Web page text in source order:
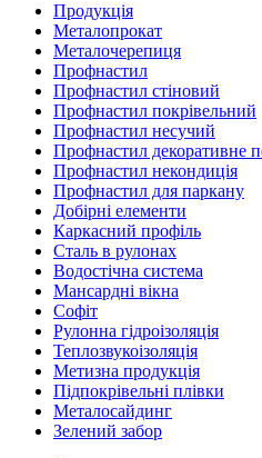
Продукція
Металопрокат
Металочерепиця
Профнастил
Профнастил стіновий
Профнастил покрівельний
Профнастил несучий
Профнастил декоративне
Профнастил некондиція
Профнастил для паркану
Добірні елементи
Каркасний профіль
Сталь в рулонах
Водостічна система
Мансардні вікна
Софіт
Рулонна гідроізоляція
Теплозвукоізоляція
Метизна продукція
Підпокрівельні плівки
Металосайдинг
Зелений забор